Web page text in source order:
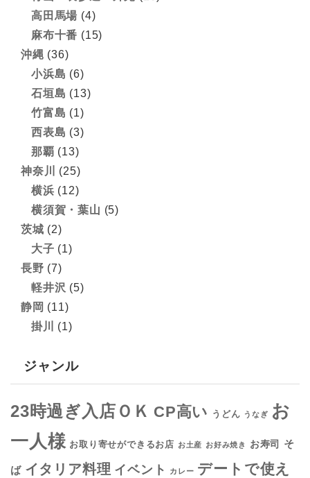
高田馬場 (4)
麻布十番 (15)
沖縄 (36)
小浜島 (6)
石垣島 (13)
竹富島 (1)
西表島 (3)
那覇 (13)
神奈川
(25)
横浜 (12)
横須賀・葉山 (5)
茨城 (2)
大子 (1)
長野 (7)
軽井沢 (5)
静岡 (11)
掛川
(1)
ジャンル
23時過ぎ入店ＯＫ CP高い うどん うなぎ お
一人様 お取り寄せができるお店 お土産 お好み焼き お寿司 そ
ば イタリア料理 イベント カレー デートで使え